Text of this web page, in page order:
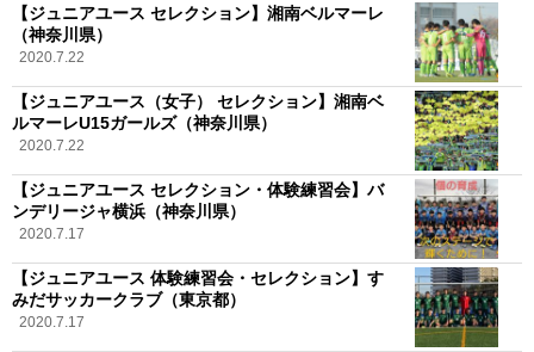
【ジュニアユース セレクション】湘南ベルマーレ
（神奈川県）
2020.7.22
【ジュニアユース（女子） セレクション】湘南ベ
ルマーレU15ガールズ（神奈川県）
2020.7.22
【ジュニアユース セレクション・体験練習会】バ
ンデリージャ横浜（神奈川県）
2020.7.17
【ジュニアユース 体験練習会・セレクション】す
みだサッカークラブ（東京都）
2020.7.17